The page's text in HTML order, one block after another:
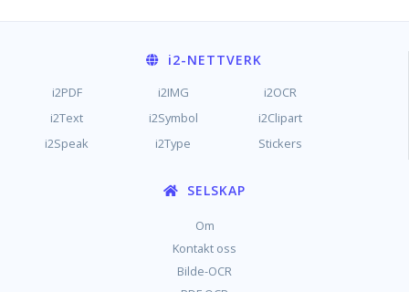
i2-NETTVERK
i2PDF i2IMG
i2OCR
i2Text
i2Symbol
i2Clipart
i2Speak
i2Type Stickers
SELSKAP
Om
Kontakt oss
Bilde-OCR